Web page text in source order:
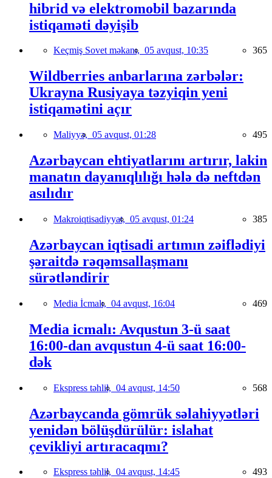
hibrid və elektromobil bazarında
istiqaməti dəyişib
Keçmiş Sovet məkanı, 05 avqust, 10:35 365
Wildberries anbarlarına zərbələr:
Ukrayna Rusiyaya təzyiqin yeni
istiqamətini açır
Maliyyə, 05 avqust, 01:28 495
Azərbaycan ehtiyatlarını artırır, lakin
manatın dayanıqlılığı hələ də neftdən
asılıdır
Makroiqtisadiyyat, 05 avqust, 01:24 385
Azərbaycan iqtisadi artımın zəiflədiyi
şəraitdə rəqəmsallaşmanı
sürətləndirir
Media İcmalı, 04 avqust, 16:04 469
Media icmalı: Avqustun 3-ü saat
16:00-dan avqustun 4-ü saat 16:00-
dək
Ekspress təhlil, 04 avqust, 14:50 568
Azərbaycanda gömrük səlahiyyətləri
yenidən bölüşdürülür: islahat
çevikliyi artıracaqmı?
Ekspress təhlil, 04 avqust, 14:45 493